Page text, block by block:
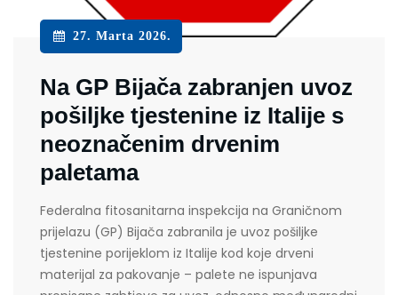
27. Marta 2026.
Na GP Bijača zabranjen uvoz
pošiljke tjestenine iz Italije s
neoznačenim drvenim
paletama
Federalna fitosanitarna inspekcija na Graničnom
prijelazu (GP) Bijača zabranila je uvoz pošiljke
tjestenine porijeklom iz Italije kod koje drveni
materijal za pakovanje – palete ne ispunjava